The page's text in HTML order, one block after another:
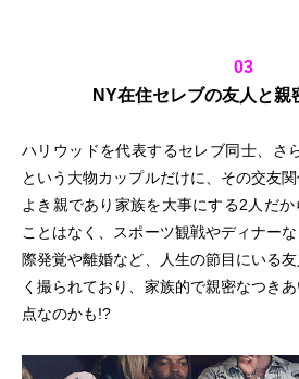
03
NY在住セレブの友人と親
ハリウッドを代表するセレブ同士、さ
という大物カップルだけに、その交友
よき親であり家族を大事にする2人だ
ことはなく、スポーツ観戦やディナー
際発覚や離婚など、人生の節目にいる
く撮られており、家族的で親密なつき
点なのかも!?